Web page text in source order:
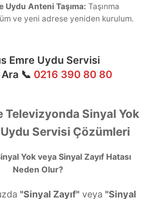
Uydu Anteni Taşıma: Taşınma
ve yeni adrese yeniden kurulum.
Emre Uydu Servisi
📞 0216 390 80 80
Televizyonda Sinyal Yok
Uydu Servisi Çözümleri
Yok veya Sinyal Zayıf Hatası
Neden Olur?
"Sinyal Zayıf" veya "Sinyal